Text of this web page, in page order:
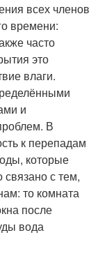
всех членов
времени:
часто
это
влаги.
и
В
к перепадам
которые
с тем,
то комната
после
вода